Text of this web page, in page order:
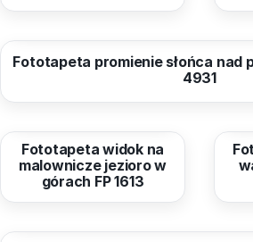
od40,96 zł
Fototapeta promienie słońca nad
4931
od40,96 zł
Fototapeta widok na
malownicze jezioro w
górach FP 1613
od
od40,96 zł